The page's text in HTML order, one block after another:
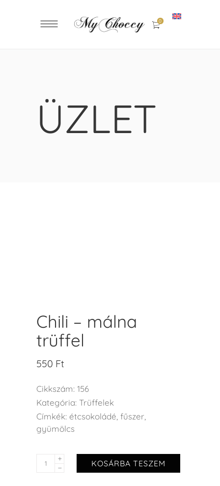
0
ÜZLET
Chili – málna
trüffel
550 Ft
Cikkszám: 156
Kategória: Trüffelek
Címkék: étcsokoládé fűszer
gyümölcs
KOSÁRBA TESZEM